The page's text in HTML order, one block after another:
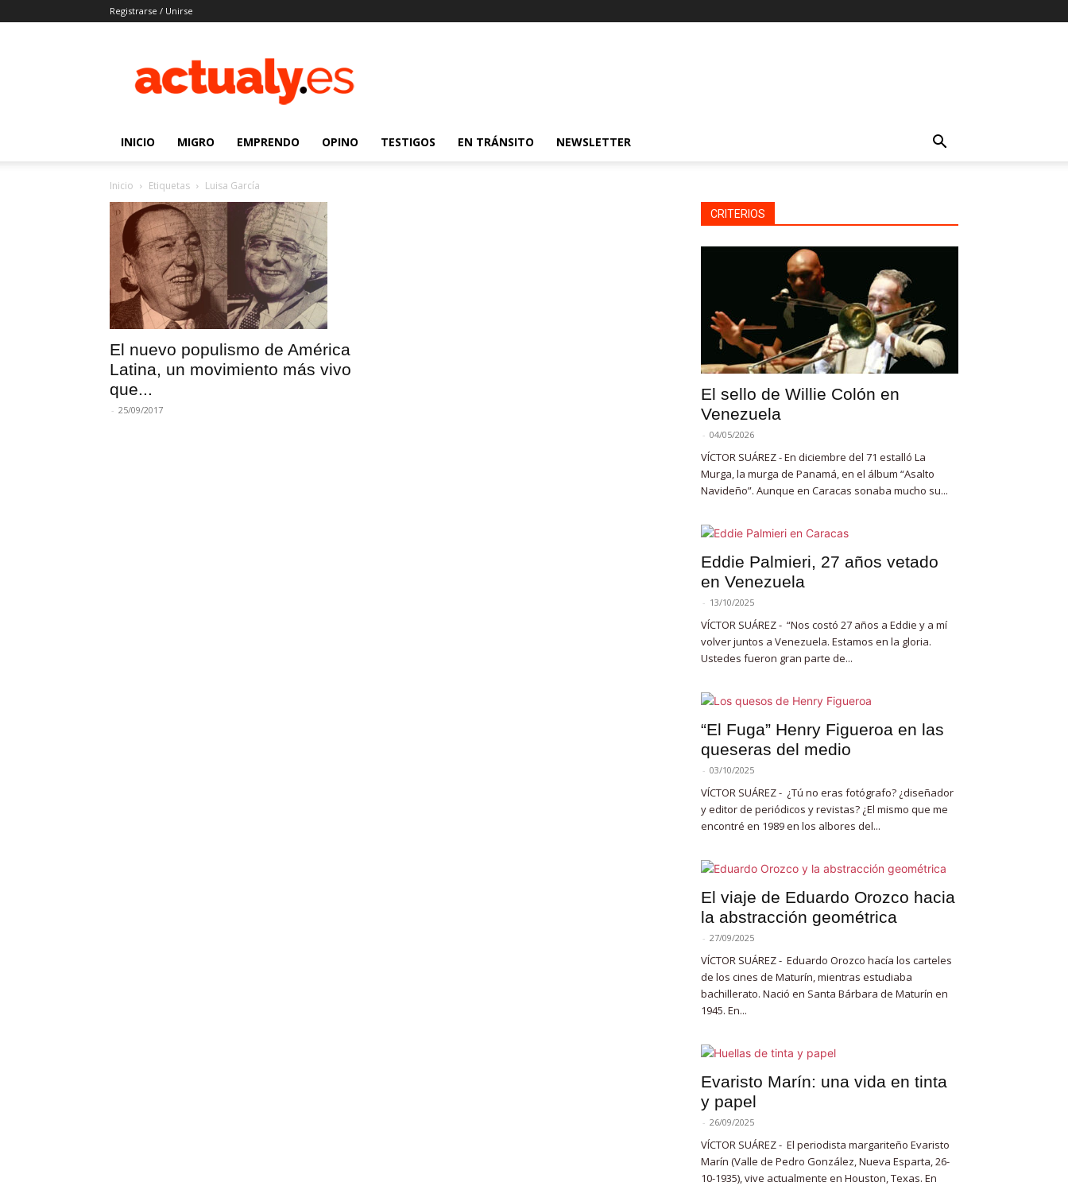
Registrarse / Unirse
|
Noticias
venezolanos
INICIO MIGRO EMPRENDO OPINO TESTIGOS EN TRÁNSITO NEWSLETTER
Inicio Etiquetas Luisa García
El nuevo populismo de América
Latina, un movimiento más vivo
que...
- 25/09/2017
CRITERIOS
El sello de Willie Colón en
Venezuela
- 04/05/2026
VÍCTOR SUÁREZ - En diciembre del 71 estalló La
Murga, la murga de Panamá, en el álbum “Asalto
Navideño”. Aunque en Caracas sonaba mucho su...
Eddie Palmieri, 27 años vetado
en Venezuela
- 13/10/2025
VÍCTOR SUÁREZ - “Nos costó 27 años a Eddie y a mí
volver juntos a Venezuela. Estamos en la gloria.
Ustedes fueron gran parte de...
“El Fuga” Henry Figueroa en las
queseras del medio
- 03/10/2025
VÍCTOR SUÁREZ - ¿Tú no eras fotógrafo? ¿diseñador
y editor de periódicos y revistas? ¿El mismo que me
encontré en 1989 en los albores del...
El viaje de Eduardo Orozco hacia
la abstracción geométrica
- 27/09/2025
VÍCTOR SUÁREZ - Eduardo Orozco hacía los carteles
de los cines de Maturín, mientras estudiaba
bachillerato. Nació en Santa Bárbara de Maturín en
1945. En...
Evaristo Marín: una vida en tinta
y papel
- 26/09/2025
VÍCTOR SUÁREZ - El periodista margariteño Evaristo
Marín (Valle de Pedro González, Nueva Esparta, 26-
10-1935), vive actualmente en Houston, Texas. En